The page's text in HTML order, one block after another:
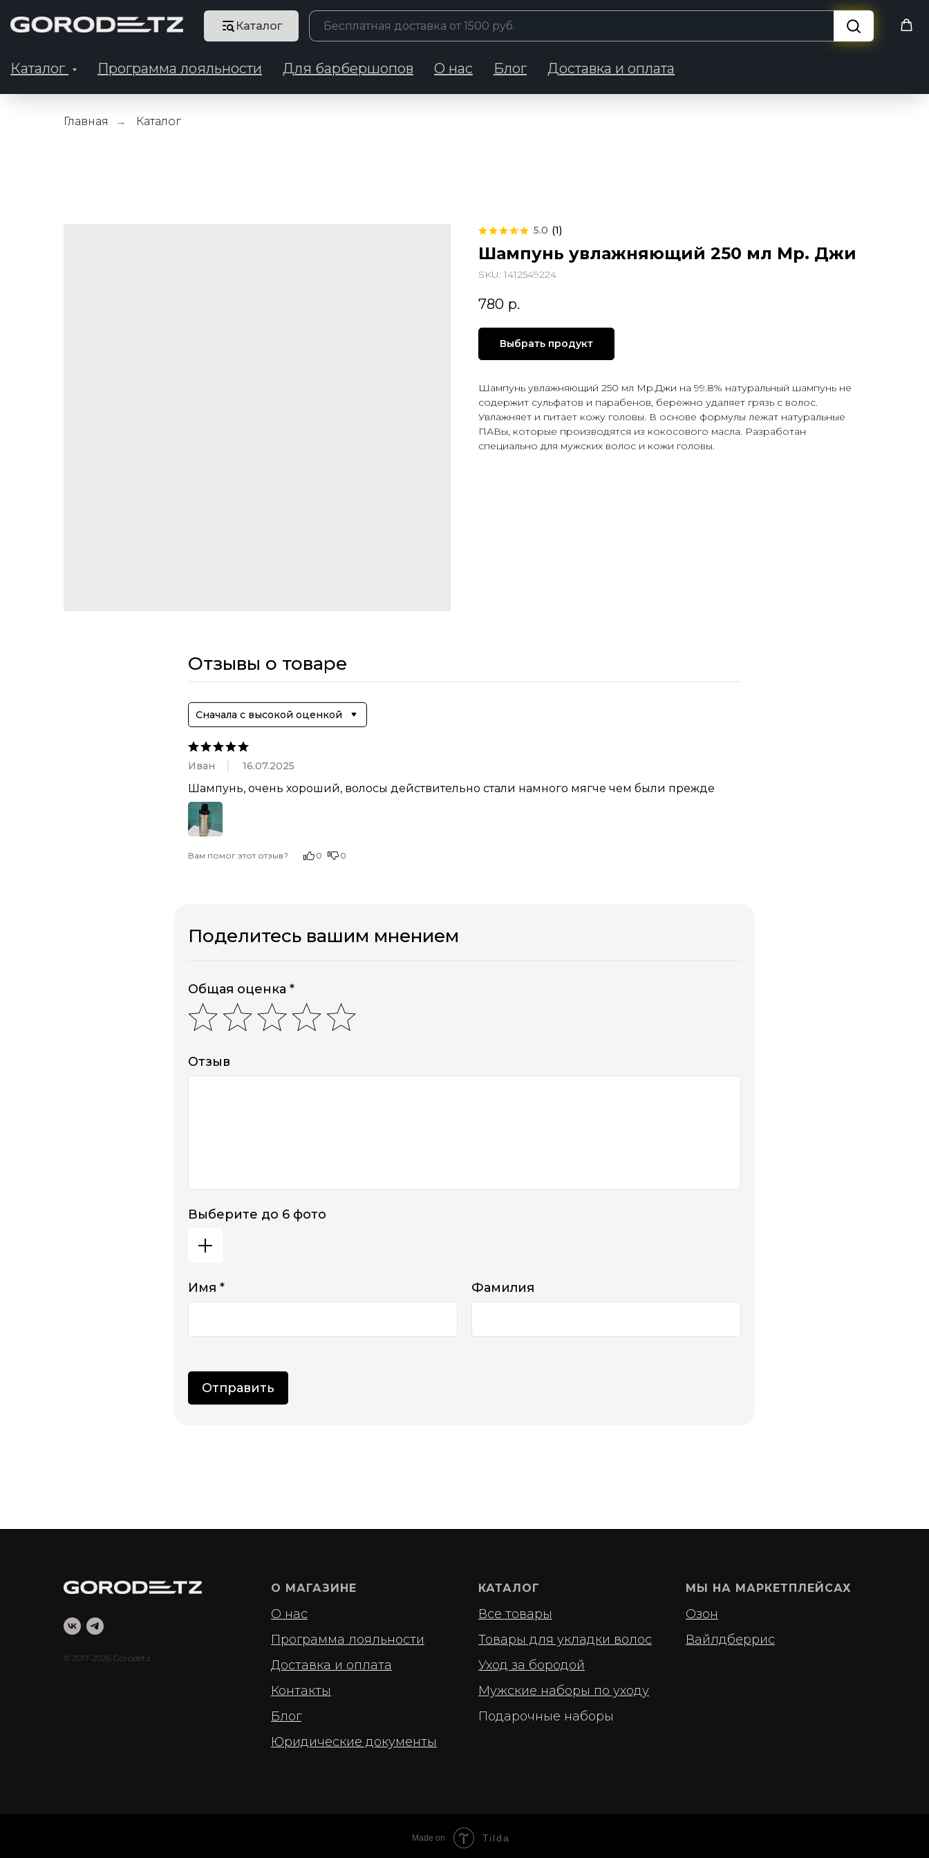
Каталог
Каталог Программа лояльности Для барбершопов О нас Блог Доставка и оплата
Главная → Каталог
5.0 (1)
Шампунь увлажняющий 250 мл Мр. Джи
SKU: 1412549224
780 р.
Выбрать продукт
Шампунь увлажняющий 250 мл Мр.Джи на 99.8% натуральный шампунь не
содержит сульфатов и парабенов, бережно удаляет грязь с волос.
Увлажняет и питает кожу головы. В основе формулы лежат натуральные
ПАВы, которые производятся из кокосового масла. Разработан
специально для мужских волос и кожи головы.
Отзывы о товаре
Сначала с высокой оценкой
Иван 16.07.2025
Шампунь, очень хороший, волосы действительно стали намного мягче чем были прежде
Вам помог этот отзыв? 0 0
Поделитесь вашим мнением
Общая оценка *
Отзыв
Выберите до 6 фото
Имя * Фамилия
Отправить
© 2017-2026 Gorodetz
О МАГАЗИНЕ
О нас
Программа лояльности
Доставка и оплата
Контакты
Блог
Юридические документы
КАТАЛОГ
Все товары
Товары для укладки волос
Уход за бородой
Мужские наборы по уходу
Подарочные наборы
МЫ НА МАРКЕТПЛЕЙСАХ
Озон
Вайлдберрис
Made on Tilda